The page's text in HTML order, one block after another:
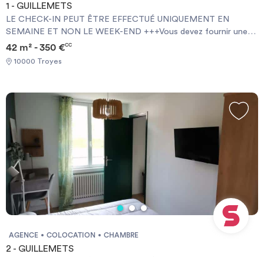
1 - GUILLEMETS
LE CHECK-IN PEUT ÊTRE EFFECTUÉ UNIQUEMENT EN
SEMAINE ET NON LE WEEK-END +++Vous devez fournir une
Garantie Visale obligatoirement et une assurance habitation+++
[ENG] CHECK-IN CAN ONLY BE DONE ON WEEKDAYS AND
NOT AT WEEKENDS +++You must provide a Visale Guarantee
42 m² - 350 €CC
10000 Troyes
AGENCE COLOCATION CHAMBRE
2 - GUILLEMETS